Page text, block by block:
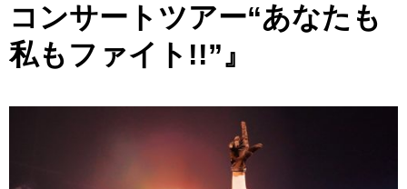
コンサートツアー“あなたも
私もファイト!!”』